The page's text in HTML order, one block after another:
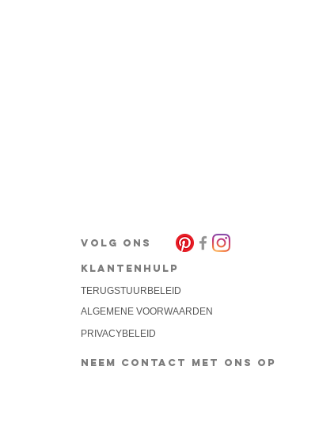
VOLG ONS
KLANTENHULP
TERUGSTUURBELEID
ALGEMENE VOORWAARDEN
PRIVACYBELEID
NEEM CONTACT MET ONS OP